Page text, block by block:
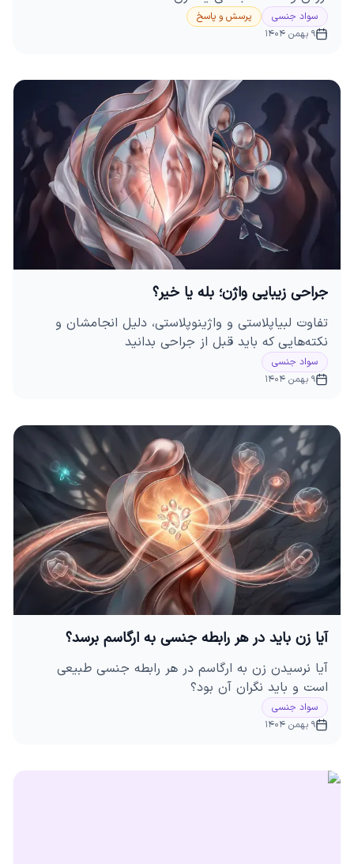
سواد جنسی
پرسش و پاسخ
9 بهمن 1404
جراحی زیبایی واژن؛ بله یا خیر؟
تفاوت لبیاپلاستی و واژینوپلاستی، دلیل انجامشان و
نکته‌هایی که باید قبل از جراحی بدانید
سواد جنسی
9 بهمن 1404
آیا زن باید در هر رابطه جنسی به ارگاسم برسد؟
آیا نرسیدن زن به ارگاسم در هر رابطه جنسی طبیعی
است و باید نگران آن بود؟
سواد جنسی
9 بهمن 1404